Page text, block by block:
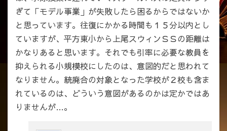
ぎて「モデル事業」が失敗したら困るからではないか
と思っています。往復にかかる時間も１５分以内とし
ていますが、平方東小から上尾スウィンＳＳの距離は
かなりあると思います。それでも引率に必要な教員を
抑えられる小規模校にしたのは、意図的だと思われて
なりません。統廃合の対象となった学校が２校も含ま
れているのは、どういう意図があるのかは定かではあ
りませんが…。